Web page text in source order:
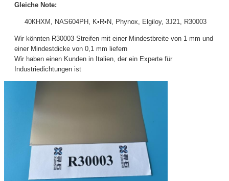
Gleiche Note:
40КНХМ, NAS604PH, K•R•N, Phynox, Elgiloy, 3J21, R30003
Wir könnten R30003-Streifen mit einer Mindestbreite von 1 mm und
einer Mindestdicke von 0,1 mm liefern
Wir haben einen Kunden in Italien, der ein Experte für
Industriedichtungen ist